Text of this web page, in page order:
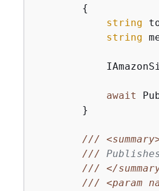
{
string
string
await
        }
///
///
///
</
///
<param